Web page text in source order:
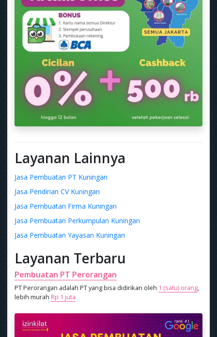
Layanan Lainnya
Jasa Pembuatan PT Kuningan
Jasa Pendirian CV Kuningan
Jasa Pembuatan Firma Kuningan
Jasa Pembuatan Perkumpulan Kuningan
Jasa Pembuatan Yayasan Kuningan
Layanan Terbaru
Pembuatan PT Perorangan
PT Perorangan adalah PT yang bisa didirikan oleh 1 (satu) orang,
lebih murah Rp 1 juta